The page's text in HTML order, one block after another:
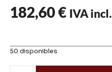
182,60€ IVA incl.
50 disponibles